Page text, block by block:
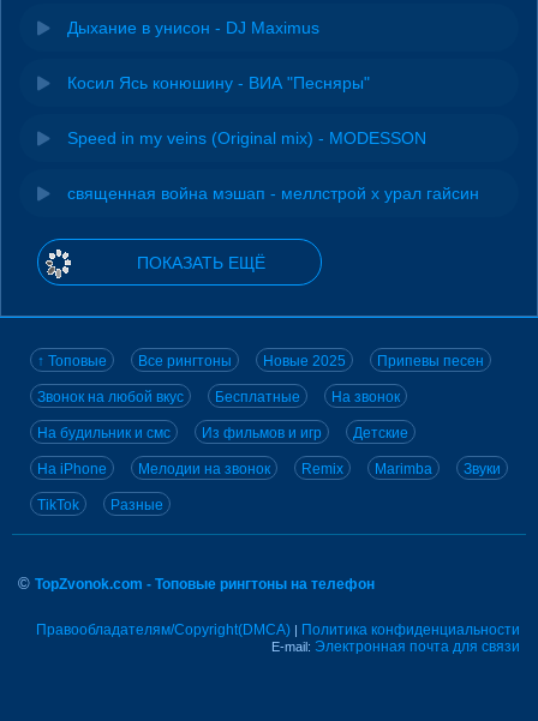
Дыхание в унисон - DJ Maximus
Косил Ясь конюшину - ВИА "Песняры"
Speed in my veins (Original mix) - MODESSON
священная война мэшап - меллстрой х урал гайсин
ПОКАЗАТЬ ЕЩЁ
↑ Топовые Все рингтоны Новые 2025 Припевы песен
Звонок на любой вкус Бесплатные На звонок
На будильник и смс Из фильмов и игр Детские
На iPhone Мелодии на звонок Remix Marimba Звуки
TikTok Разные
© TopZvonok.com - Топовые рингтоны на телефон
Правообладателям/Copyright(DMCA) | Политика конфиденциальности
E-mail: Электронная почта для связи